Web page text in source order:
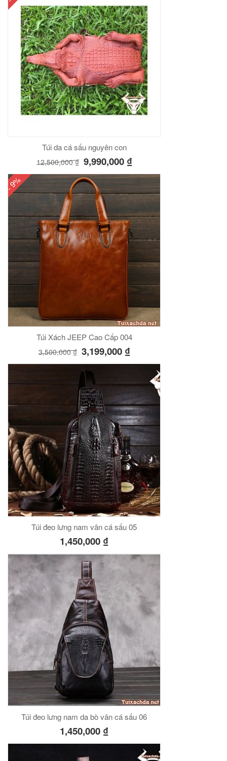
Túi da cá sấu nguyên con
12,500,000₫ 9,990,000 ₫
- 9%
Túi Xách JEEP Cao Cấp 004
3,500,000₫ 3,199,000 ₫
Túi đeo lưng nam vân cá sấu 05
1,450,000 ₫
Túi đeo lưng nam da bò vân cá sấu 06
1,450,000 ₫